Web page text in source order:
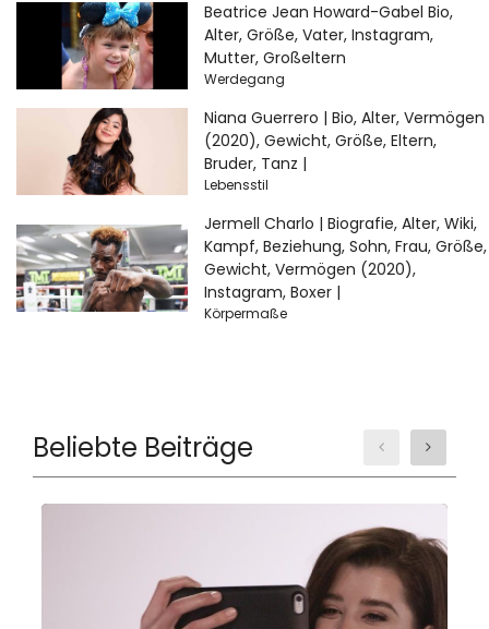
Beatrice Jean Howard-Gabel Bio,
Alter, Größe, Vater, Instagram,
Mutter, Großeltern
Werdegang
Niana Guerrero | Bio, Alter, Vermögen
(2020), Gewicht, Größe, Eltern,
Bruder, Tanz |
Lebensstil
Jermell Charlo | Biografie, Alter, Wiki,
Kampf, Beziehung, Sohn, Frau, Größe,
Gewicht, Vermögen (2020),
Instagram, Boxer |
Körpermaße
Beliebte Beiträge